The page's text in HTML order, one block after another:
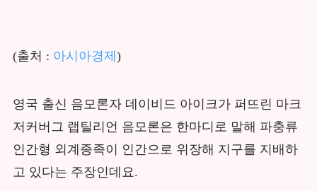
(출처 : 아시아경제 )
영국 출신 음모론자 데이비드 아이크가 퍼뜨린 마크
저커버그 랩틸리언 음모론은 한마디로 말해 파충류
인간형 외계종족이 인간으로 위장해 지구를 지배하
고 있다는 주장인데요.